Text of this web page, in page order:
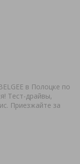
в Полоцке по
Тест-драйвы,
Приезжайте за